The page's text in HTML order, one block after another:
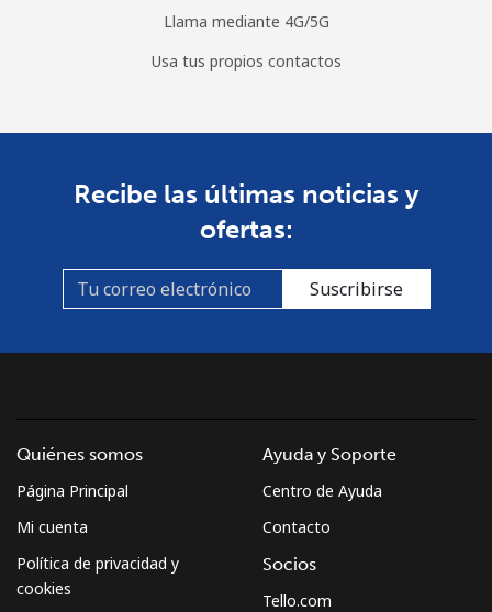
Llama mediante 4G/5G
Usa tus propios contactos
Recibe las últimas noticias y
ofertas:
Suscribirse
Quiénes somos
Página Principal
Mi cuenta
Política de privacidad y
cookies
Ayuda y Soporte
Centro de Ayuda
Contacto
Socios
Tello.com